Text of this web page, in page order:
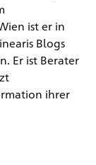
ist er in
Blogs
Er ist Berater
ihrer